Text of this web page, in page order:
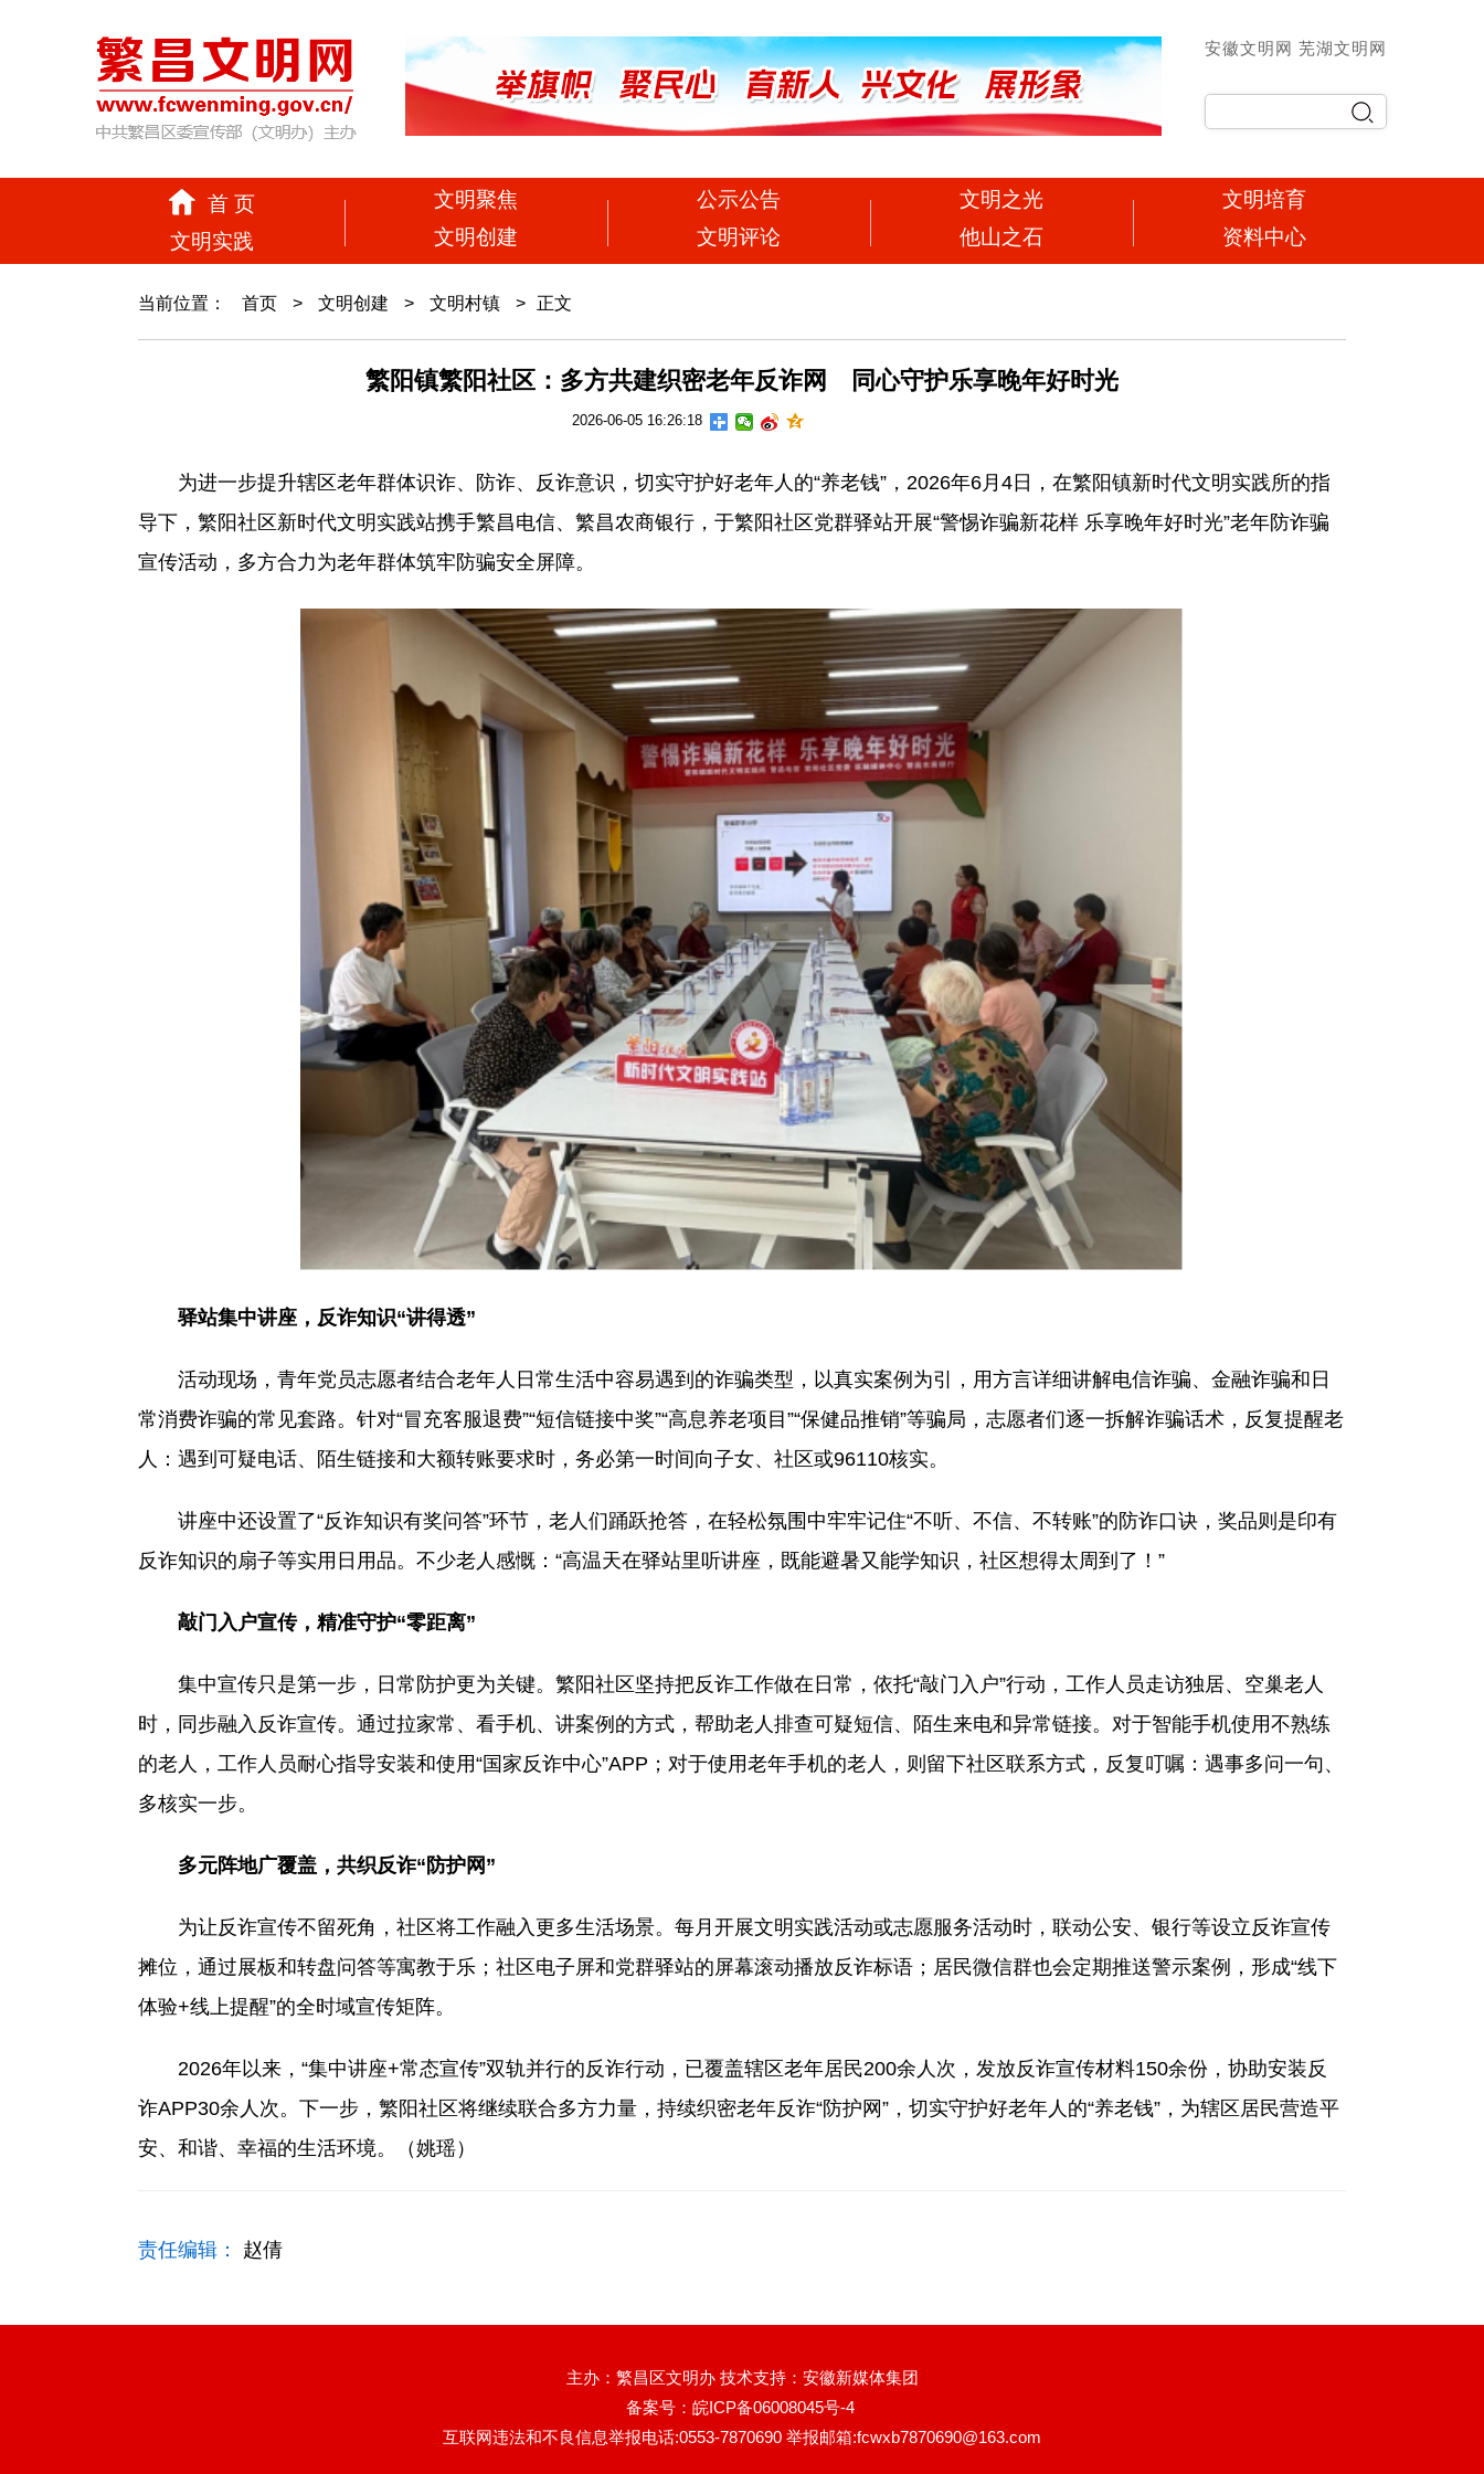
安徽文明网 芜湖文明网
首 页
文明实践
文明聚焦
文明创建
公示公告
文明评论
文明之光
他山之石
文明培育
资料中心
当前位置： 首页 > 文明创建 > 文明村镇 > 正文
繁阳镇繁阳社区：多方共建织密老年反诈网 同心守护乐享晚年好时光
2026-06-05 16:26:18
为进一步提升辖区老年群体识诈、防诈、反诈意识，切实守护好老年人的“养老钱”，2026年6月4日，在繁阳镇新时代文明实践所的指
导下，繁阳社区新时代文明实践站携手繁昌电信、繁昌农商银行，于繁阳社区党群驿站开展“警惕诈骗新花样 乐享晚年好时光”老年防诈骗
宣传活动，多方合力为老年群体筑牢防骗安全屏障。
驿站集中讲座，反诈知识“讲得透”
活动现场，青年党员志愿者结合老年人日常生活中容易遇到的诈骗类型，以真实案例为引，用方言详细讲解电信诈骗、金融诈骗和日
常消费诈骗的常见套路。针对“冒充客服退费”“短信链接中奖”“高息养老项目”“保健品推销”等骗局，志愿者们逐一拆解诈骗话术，反复提醒老
人：遇到可疑电话、陌生链接和大额转账要求时，务必第一时间向子女、社区或96110核实。
讲座中还设置了“反诈知识有奖问答”环节，老人们踊跃抢答，在轻松氛围中牢牢记住“不听、不信、不转账”的防诈口诀，奖品则是印有
反诈知识的扇子等实用日用品。不少老人感慨：“高温天在驿站里听讲座，既能避暑又能学知识，社区想得太周到了！”
敲门入户宣传，精准守护“零距离”
集中宣传只是第一步，日常防护更为关键。繁阳社区坚持把反诈工作做在日常，依托“敲门入户”行动，工作人员走访独居、空巢老人
时，同步融入反诈宣传。通过拉家常、看手机、讲案例的方式，帮助老人排查可疑短信、陌生来电和异常链接。对于智能手机使用不熟练
的老人，工作人员耐心指导安装和使用“国家反诈中心”APP；对于使用老年手机的老人，则留下社区联系方式，反复叮嘱：遇事多问一句、
多核实一步。
多元阵地广覆盖，共织反诈“防护网”
为让反诈宣传不留死角，社区将工作融入更多生活场景。每月开展文明实践活动或志愿服务活动时，联动公安、银行等设立反诈宣传
摊位，通过展板和转盘问答等寓教于乐；社区电子屏和党群驿站的屏幕滚动播放反诈标语；居民微信群也会定期推送警示案例，形成“线下
体验+线上提醒”的全时域宣传矩阵。
2026年以来，“集中讲座+常态宣传”双轨并行的反诈行动，已覆盖辖区老年居民200余人次，发放反诈宣传材料150余份，协助安装反
诈APP30余人次。下一步，繁阳社区将继续联合多方力量，持续织密老年反诈“防护网”，切实守护好老年人的“养老钱”，为辖区居民营造平
安、和谐、幸福的生活环境。（姚瑶）
责任编辑： 赵倩
主办：繁昌区文明办 技术支持：安徽新媒体集团
备案号： 皖ICP备06008045号-4
互联网违法和不良信息举报电话:0553-7870690 举报邮箱:fcwxb7870690@163.com